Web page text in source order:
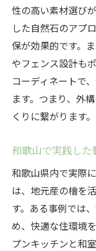
リフォー
工務店と
策
補助金を
例
和歌山でリ
リフォー
工務店選
法
無駄を省
和歌山で
現
性の高い素材選び
した自然石のアプ
保が効果的です。
やフェンス設計も
コーディネートで
ます。つまり、外
くりに繋がります。
和歌山で実践した
和歌山県内で実際
は、地元産の檜を
す。ある事例では
め、快適な住環境
プンキッチンと和